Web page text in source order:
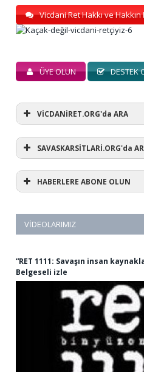
Vicdani Ret Hakkı ve Hakkın
ÜYE OLUN DESTEK
VİCDANİRET.ORG'da ARA
SAVASKARSİTLARİ.ORG'da
HABERLERE ABONE OLUN
VIDEOLARIMIZ
“RET 1111: Savaşın insan
Belgeseli izle